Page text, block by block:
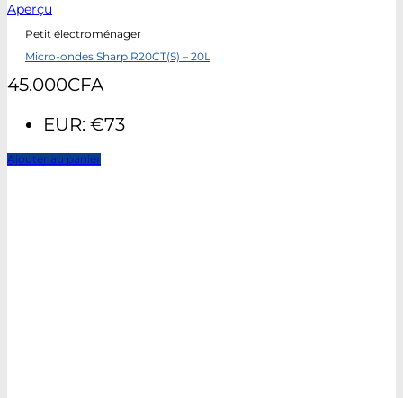
Aperçu
Petit électroménager
Micro-ondes Sharp R20CT(S) – 20L
45.000CFA
EUR: €73
Ajouter au panier